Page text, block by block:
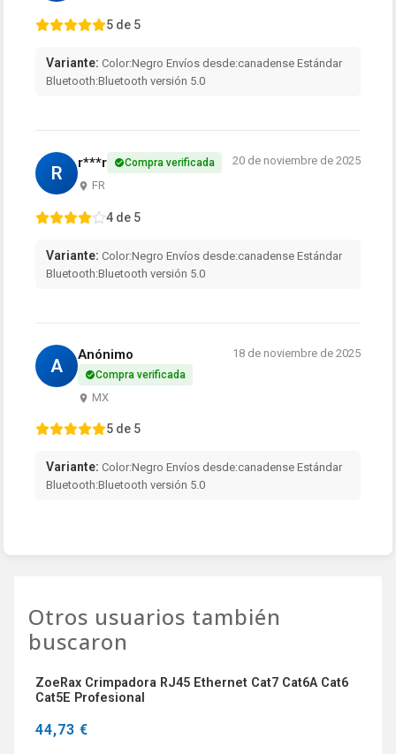
5 de 5
Variante: Color:Negro Envíos desde:canadense Estándar
Bluetooth:Bluetooth versión 5.0
R r***r Compra verificada
FR
20 de noviembre de 2025
4 de 5
Variante: Color:Negro Envíos desde:canadense Estándar
Bluetooth:Bluetooth versión 5.0
A
Anónimo
Compra verificada
MX
18 de noviembre de 2025
5 de 5
Variante: Color:Negro Envíos desde:canadense Estándar
Bluetooth:Bluetooth versión 5.0
Otros usuarios también
buscaron
ZoeRax Crimpadora RJ45 Ethernet Cat7 Cat6A Cat6
Cat5E Profesional
44,73 €